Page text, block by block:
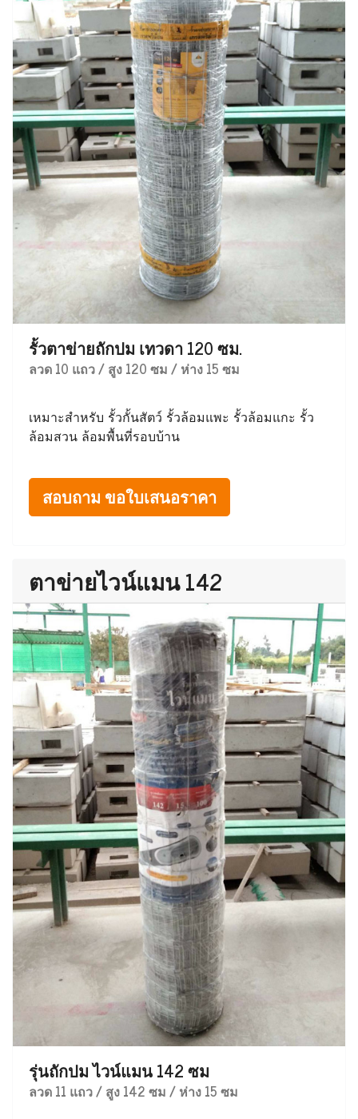
รั้วตาข่ายถักปม เทวดา 120 ซม.
ลวด 10 แถว / สูง 120 ซม / ห่าง 15 ซม
เหมาะสำหรับ รั้วกั้นสัตว์ รั้วล้อมแพะ รั้วล้อมแกะ รั้ว
ล้อมสวน ล้อมพื้นที่รอบบ้าน
สอบถาม ขอใบเสนอราคา
ตาข่ายไวน์แมน 142
รุ่นถักปม ไวน์แมน 142 ซม
ลวด 11 แถว / สูง 142 ซม / ห่าง 15 ซม